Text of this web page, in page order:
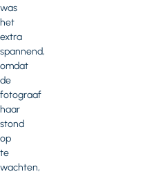
was
het
extra
spannend,
omdat
de
fotograaf
haar
stond
op
te
wachten,